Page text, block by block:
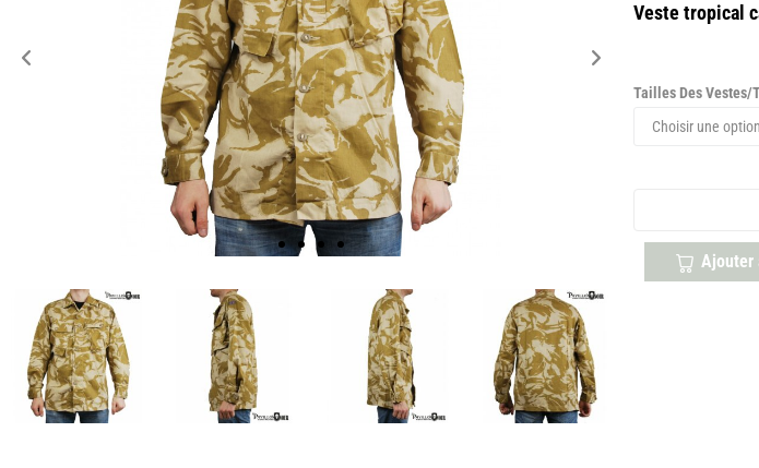
Veste tropical
Tailles Des
Ajouter